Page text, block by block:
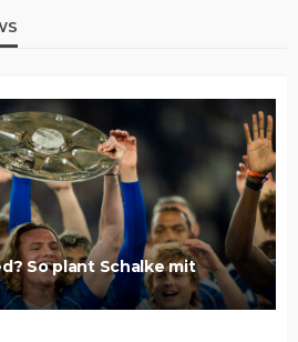
So plant Schalke mit